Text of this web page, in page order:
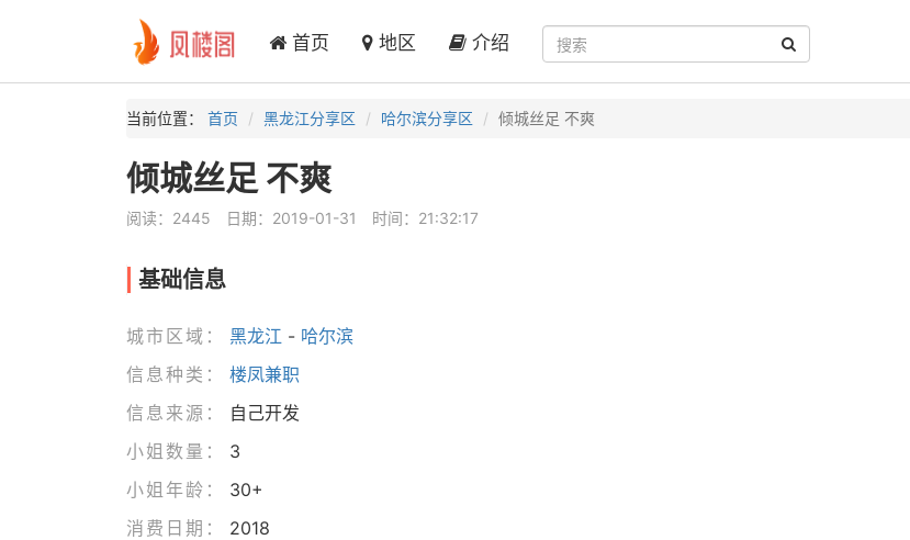
首页 地区 介绍
当前位置： 首页 黑龙江分享区 哈尔滨分享区 倾城丝足 不爽
倾城丝足 不爽
阅读：2445 日期：2019-01-31 时间：21:32:17
基础信息
城市区域： 黑龙江 - 哈尔滨
信息种类：
楼凤兼职
信息来源：
自己开发
小姐数量：
3
小姐年龄：
30+
消费日期：
2018